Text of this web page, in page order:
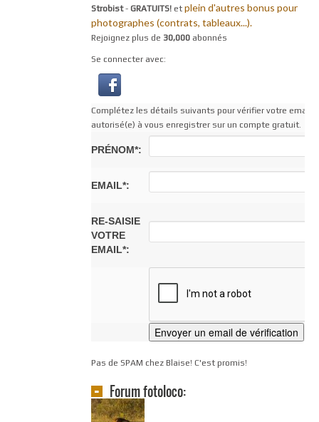
Strobist- GRATUITS! et plein d'autres bonus pour
photographes (contrats, tableaux...).
Rejoignez plus de 30,000 abonnés
Se connecter avec:
Complétez les détails suivants pour vérifier votre email
autorisé(e) à vous enregistrer sur un compte gratuit.
PRÉNOM*:
EMAIL*:
RE-SAISIE
VOTRE
EMAIL*:
Pas de SPAM chez Blaise! C'est promis!
Forum fotoloco: